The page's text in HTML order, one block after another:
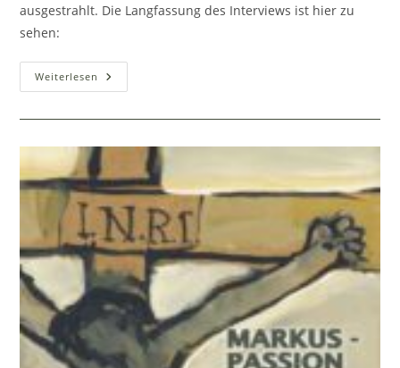
ausgestrahlt. Die Langfassung des Interviews ist hier zu
sehen:
Weiterlesen Soll
Die
Alle
Gelten?